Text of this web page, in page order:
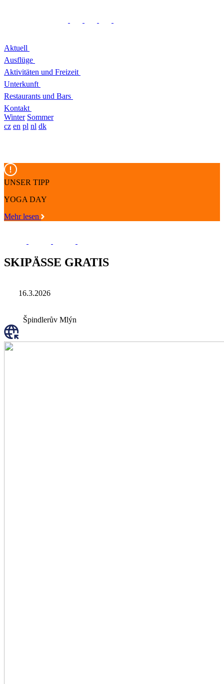
Aktuell
Ausflüge
Aktivitäten und Freizeit
Unterkunft
Restaurants und Bars
Kontakt
Winter Sommer
cz en pl nl dk
UNSER TIPP
YOGA DAY
Mehr lesen
SKIPÄSSE GRATIS
16.3.2026
Špindlerův Mlýn